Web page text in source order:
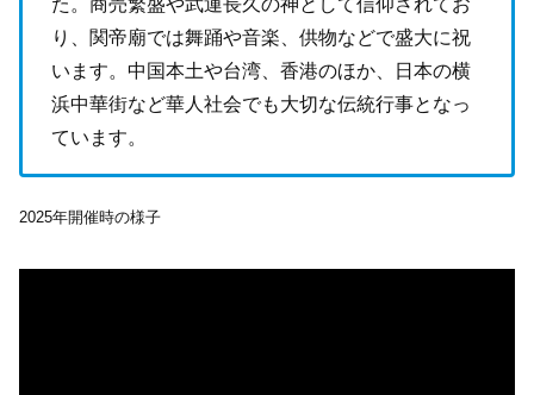
た。商売繁盛や武運長久の神として信仰されてお
り、関帝廟では舞踊や音楽、供物などで盛大に祝
います。中国本土や台湾、香港のほか、日本の横
浜中華街など華人社会でも大切な伝統行事となっ
ています。
2025年開催時の様子